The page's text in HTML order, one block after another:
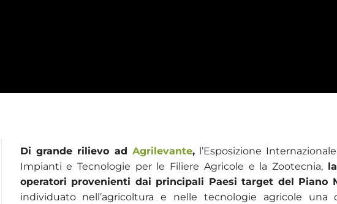
Di grande rilievo ad Agrilevante,l’Esposizione
Impianti e Tecnologie per le Filiere Agricole e la Zootecnia,
operatori provenienti dai principali Paesi target del Piano
individuato nell’agricoltura e nelle tecnologie agricole una